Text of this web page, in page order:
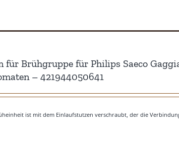
für Brühgruppe für Philips Saeco
– 421944050641
ist mit dem Einlaufstutzen verschraubt, der die